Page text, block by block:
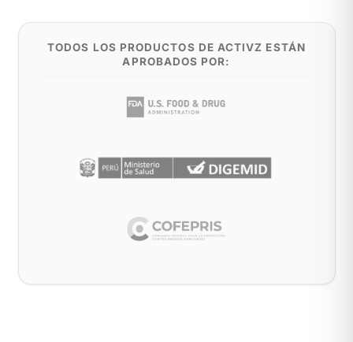
TODOS LOS PRODUCTOS DE ACTIVZ ESTÁN
APROBADOS POR: